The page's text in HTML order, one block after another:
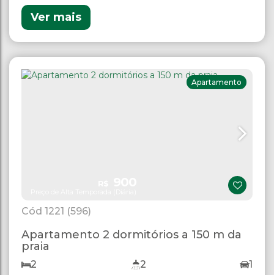
Ver mais
1221 (596)
Apartamento
Apartamento 2 dormitórios a 150 m da
praia
2 2 1